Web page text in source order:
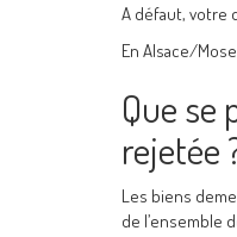
A défaut, votre
En Alsace/
Que se
rejetée
Les biens
de l’ensemble